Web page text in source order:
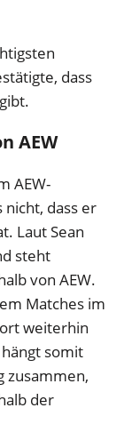
dass
AEW
AEW-
nicht, dass er
Laut Sean
steht
von AEW.
Matches im
weiterhin
somit
zusammen,
der